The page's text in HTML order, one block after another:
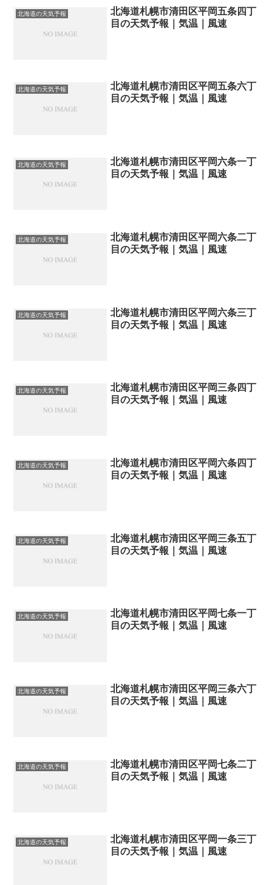
北海道の天気予報
北海道札幌市清田区平岡五条四丁
目の天気予報｜気温｜風速
北海道の天気予報
北海道札幌市清田区平岡五条六丁
目の天気予報｜気温｜風速
北海道の天気予報
北海道札幌市清田区平岡六条一丁
目の天気予報｜気温｜風速
北海道の天気予報
北海道札幌市清田区平岡六条二丁
目の天気予報｜気温｜風速
北海道の天気予報
北海道札幌市清田区平岡六条三丁
目の天気予報｜気温｜風速
北海道の天気予報
北海道札幌市清田区平岡三条四丁
目の天気予報｜気温｜風速
北海道の天気予報
北海道札幌市清田区平岡六条四丁
目の天気予報｜気温｜風速
北海道の天気予報
北海道札幌市清田区平岡三条五丁
目の天気予報｜気温｜風速
北海道の天気予報
北海道札幌市清田区平岡七条一丁
目の天気予報｜気温｜風速
北海道の天気予報
北海道札幌市清田区平岡三条六丁
目の天気予報｜気温｜風速
北海道の天気予報
北海道札幌市清田区平岡七条二丁
目の天気予報｜気温｜風速
北海道の天気予報
北海道札幌市清田区平岡一条三丁
目の天気予報｜気温｜風速